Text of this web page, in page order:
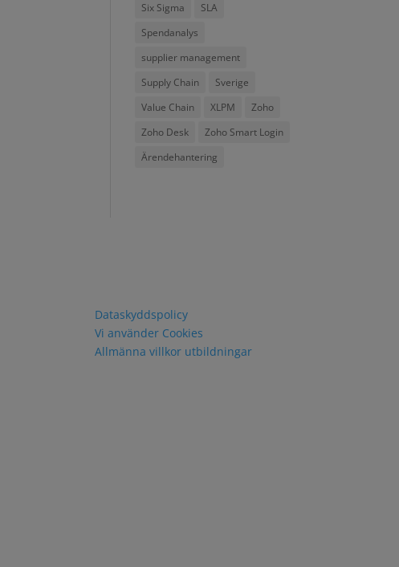
Six Sigma
SLA
Spendanalys
supplier management
Supply Chain
Sverige
Value Chain
XLPM
Zoho
Zoho Desk
Zoho Smart Login
Ärendehantering
Dataskyddspolicy
Vi använder Cookies
Allmänna villkor utbildningar